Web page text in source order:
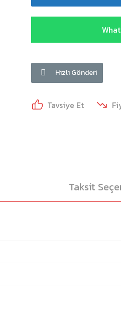
Hızlı Gönderi
Tavsiye Et
Taksit